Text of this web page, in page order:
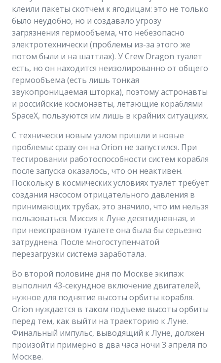
клеили пакеты скотчем к ягодицам: это не только
было неудобно, но и создавало угрозу
загрязнения гермообъема, что небезопасно
электротехнически (проблемы из-за этого же
потом были и на шаттлах). У Crew Dragon туалет
есть, но он находится неизолированно от общего
гермообъема (есть лишь тонкая
звукопроницаемая шторка), поэтому астронавты
и российские космонавты, летающие кораблями
SpaceX, пользуются им лишь в крайних ситуациях.
С технически новым узлом пришли и новые
проблемы: сразу он на Orion не запустился. При
тестировании работоспособности систем корабля
после запуска оказалось, что он неактивен.
Поскольку в космических условиях туалет требует
создания насосом отрицательного давления в
принимающих трубах, это значило, что им нельзя
пользоваться. Миссия к Луне десятидневная, и
при неисправном туалете она была бы серьезно
затруднена. После многоступенчатой
перезагрузки система заработала.
Во второй половине дня по Москве экипаж
выполнил 43-секундное включение двигателей,
нужное для поднятие высоты орбиты корабля.
Orion нуждается в таком подъеме высоты орбиты
перед тем, как выйти на траекторию к Луне.
Финальный импульс, выводящий к Луне, должен
произойти примерно в два часа ночи 3 апреля по
Москве.